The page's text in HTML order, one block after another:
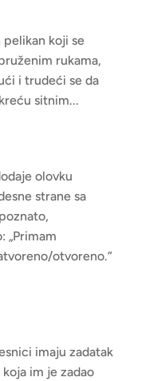
koji se
rukama,
i trudeći se da
sitnim...
olovku
strane sa
„Primam
otvoreno.“
imaju zadatak
im je zadao